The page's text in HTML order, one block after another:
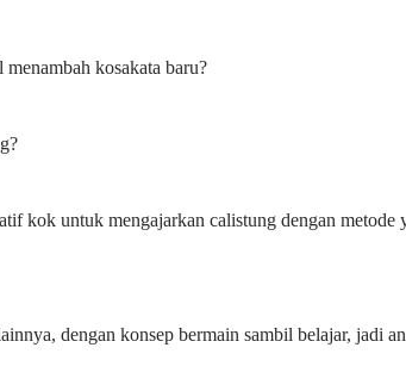
kosakata baru?
kok untuk mengajarkan calistung dengan metode
dengan konsep bermain sambil belajar, jadi